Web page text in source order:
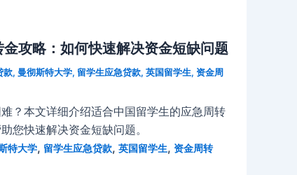
攻略：如何快速解决资金短缺问题
款, 曼彻斯特大学, 留学生应急贷款, 英国留学生, 资金周
？本文详细介绍适合中国留学生的应急周转
您快速解决资金短缺问题。
特大学, 留学生应急贷款, 英国留学生, 资金周转